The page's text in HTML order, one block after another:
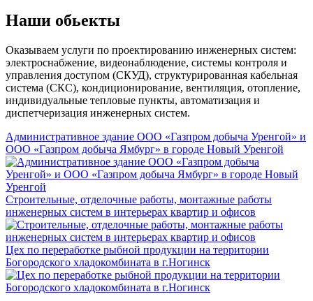
Наши обьекты
Оказываем услуги по проектированию инженерных систем:
электроснабжение, видеонаблюдение, системы контроля и
управления доступом (СКУД), структурированная кабельная
система (СКС), кондиционирование, вентиляция, отопление,
индивидуальные тепловые пункты, автоматизация и
диспетчеризация инженерных систем.
Административное здание ООО «Газпром добыча Уренгой» и
ООО «Газпром добыча Ямбург» в городе Новый Уренгой
Строительные, отделочные работы, монтажные работы
инженерных систем в интерьерах квартир и офисов
Цех по переработке рыбной продукции на территории
Богородского хладокомбината в г.Ногинск